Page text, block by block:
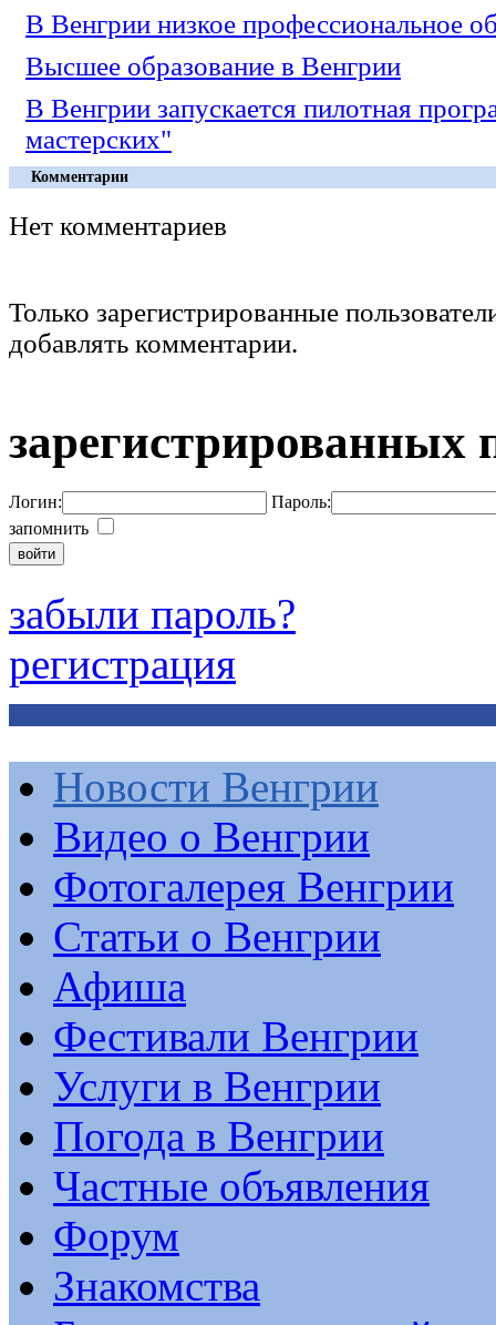
В Венгрии низкое профессиональное
Высшее образование в Венгрии
В Венгрии запускается пилотная
мастерских"
Комментарии
Нет комментариев
Только зарегистрированные
добавлять комментарии.
зарегистрированных
Логин:
Пароль:
запомнить
забыли пароль?
регистрация
Новости Венгрии
Видео о Венгрии
Фотогалерея Венгрии
Статьи о Венгрии
Афиша
Фестивали Венгрии
Услуги в Венгрии
Погода в Венгрии
Частные объявления
Форум
Знакомства